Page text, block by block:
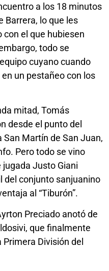
a los 18 minutos
Barrera, lo que les
el que hubiesen
todo se
cuyano cuando
un pestañeo con los
mitad, Tomás
desde el punto del
Martín de San Juan,
Pero todo se vino
Justo Giani
del conjunto sanjuanino
al “Tiburón”.
Preciado anotó de
que finalmente
División del